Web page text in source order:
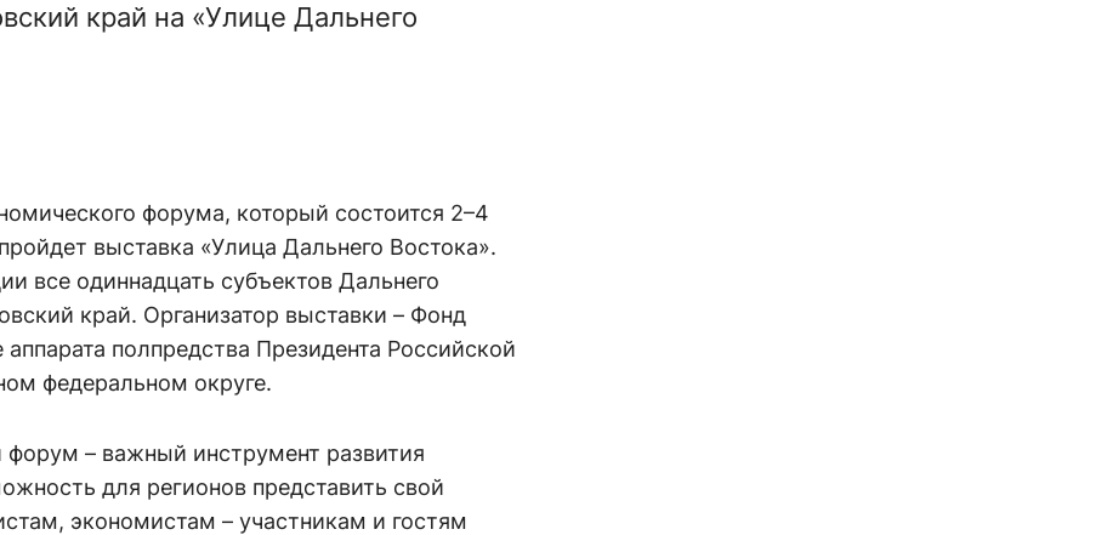
край на «Улице Дальнего
форума, который состоится 2–4
выставка «Улица Дальнего Востока».
все одиннадцать субъектов Дальнего
край. Организатор выставки – Фонд
полпредства Президента Российской
федеральном округе.
– важный инструмент развития
для регионов представить свой
экономистам – участникам и гостям